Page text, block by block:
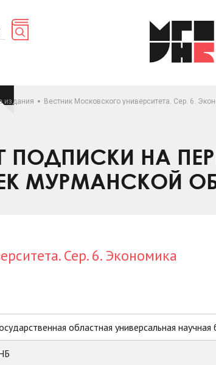
издания Вестник Московского университета. Сер. 6.
ПОДПИСКИ НА
МУРМАНСКОЙ
Сер. 6. Экономика
областная универсальная